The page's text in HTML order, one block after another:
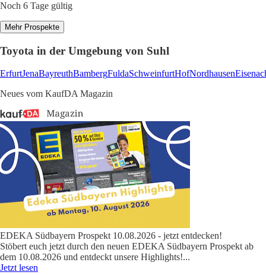
Noch 6 Tage gültig
Mehr Prospekte
Toyota in der Umgebung von Suhl
ErfurtJenaBayreuthBambergFuldaSchweinfurtHofNordhausen
Neues vom KaufDA Magazin
EDEKA Südbayern Prospekt 10.08.2026 - jetzt entdecken!
Stöbert euch jetzt durch den neuen EDEKA Südbayern Prospekt ab
dem 10.08.2026 und entdeckt unsere Highlights!...
Jetzt lesen